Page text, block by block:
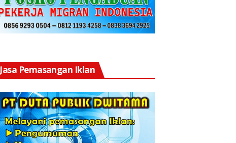
Jasa Pemasangan Iklan